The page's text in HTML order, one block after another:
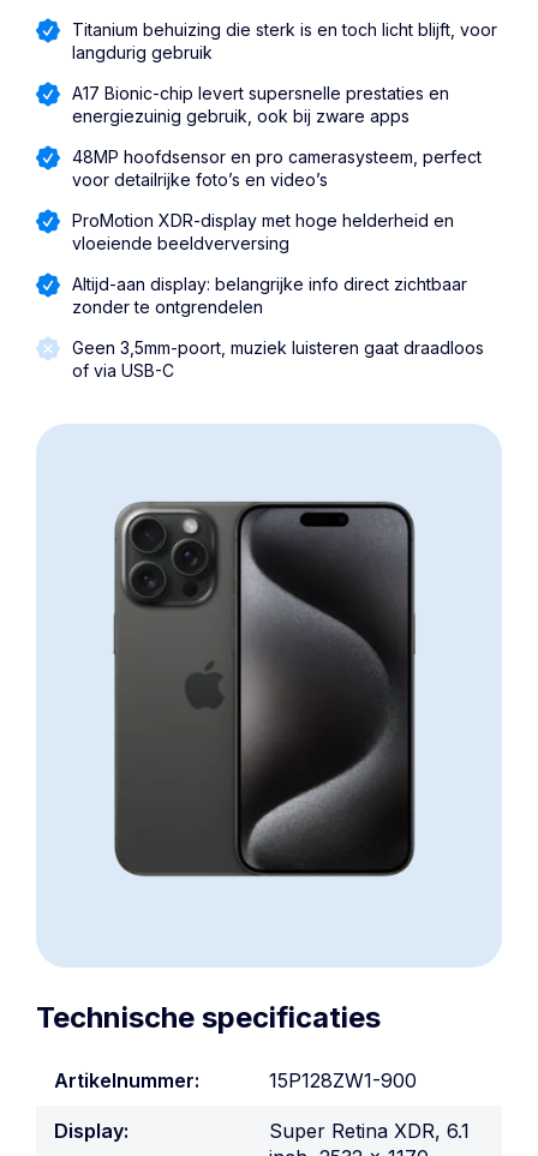
Titanium behuizing die sterk is en toch licht blijft, voor
langdurig gebruik
A17 Bionic-chip levert supersnelle prestaties en
energiezuinig gebruik, ook bij zware apps
48MP hoofdsensor en pro camerasysteem, perfect
voor detailrijke foto’s en video’s
ProMotion XDR-display met hoge helderheid en
vloeiende beeldverversing
Altijd-aan display: belangrijke info direct zichtbaar
zonder te ontgrendelen
Geen 3,5mm-poort, muziek luisteren gaat draadloos
of via USB-C
Technische specificaties
Artikelnummer: 15P128ZW1-900
Display:
Super Retina XDR, 6.1